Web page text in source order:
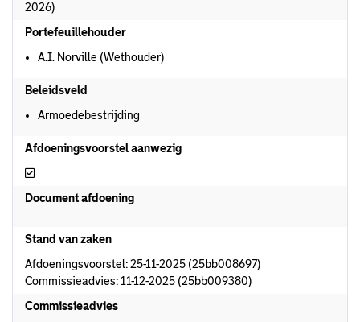
2026)
Portefeuillehouder
A.I. Norville (Wethouder)
Beleidsveld
Armoedebestrijding
Afdoeningsvoorstel aanwezig
Afdoeningsvoorstel aanwezig
Document afdoening
Stand van zaken
Afdoeningsvoorstel: 25-11-2025 (25bb008697)
Commissieadvies: 11-12-2025 (25bb009380)
Commissieadvies